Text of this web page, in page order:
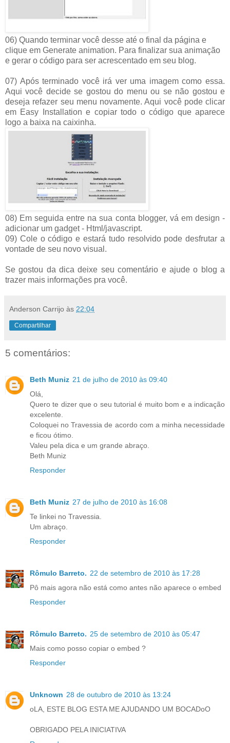
06) Quando terminar você desse até o final da página e
clique em Generate animation. Para finalizar sua animação
e gerar o código para ser acrescentado em seu blog.
07) Após terminado você irá ver uma imagem como essa.
Aqui você decide se gostou do menu ou se não gostou e
deseja refazer seu menu novamente. Aqui você pode clicar
em Easy Installation e copiar todo o código que aparece
logo a baixa na caixinha.
08) Em seguida entre na sua conta blogger, vá em design -
adicionar um gadget - Html/javascript.
09) Cole o código e estará tudo resolvido pode desfrutar a
vontade de seu novo visual.
Se gostou da dica deixe seu comentário e ajude o blog a
trazer mais informações pra você.
Anderson Carrijo às 22:04
Compartilhar
5 comentários:
Beth Muniz 21 de julho de 2010 às 09:40
Olá,
Quero te dizer que o seu tutorial é muito bom e a indicação
excelente.
Coloquei no Travessia de acordo com a minha necessidade
e ficou ótimo.
Valeu pela dica e um grande abraço.
Beth Muniz
Responder
Beth Muniz 27 de julho de 2010 às 16:08
Te linkei no Travessia.
Um abraço.
Responder
Rômulo Barreto. 22 de setembro de 2010 às 17:28
Pô mais agora não está como antes não aparece o embed
Responder
Rômulo Barreto. 25 de setembro de 2010 às 05:47
Mais como posso copiar o embed ?
Responder
Unknown 28 de outubro de 2010 às 13:24
oLA, ESTE BLOG ESTA ME AJUDANDO UM BOCADoO
OBRIGADO PELA INICIATIVA